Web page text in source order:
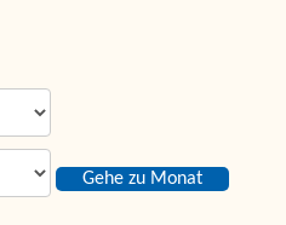
Gehe zu Monat